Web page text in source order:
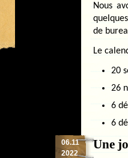
Nous
de
Le
20
26
6
6
Une
06.11
2022